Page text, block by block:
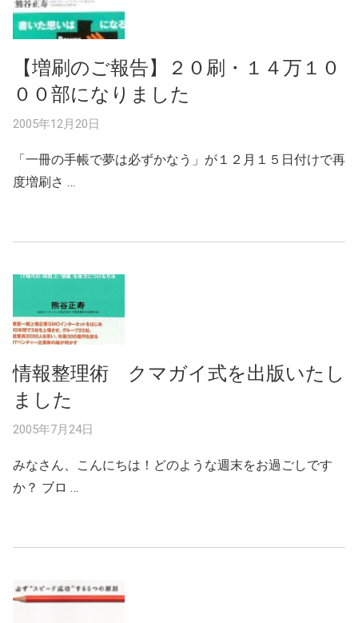
【増刷のご報告】２０刷・１４万１０
００部になりました
2005年12月20日
「一冊の手帳で夢は必ずかなう」が１２月１５日付けで再
度増刷さ …
情報整理術 クマガイ式を出版いたし
ました
2005年7月24日
みなさん、こんにちは！どのような週末をお過ごしです
か？ ブロ …